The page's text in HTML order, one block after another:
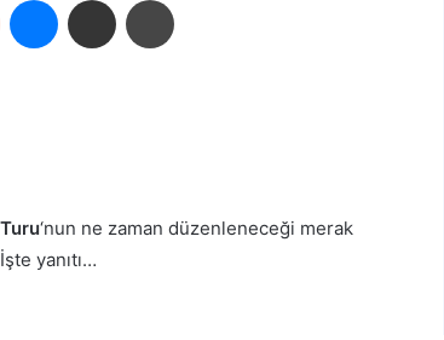
‘nun ne zaman düzenleneceği merak
yanıtı…